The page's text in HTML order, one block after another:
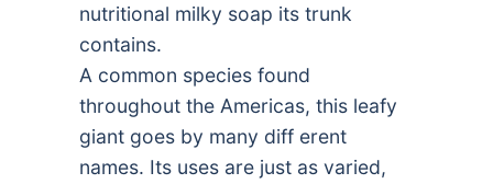
nutritional milky soap its trunk
contains.
A common species found
throughout the Americas, this leafy
giant goes by many diff erent
names. Its uses are just as varied,